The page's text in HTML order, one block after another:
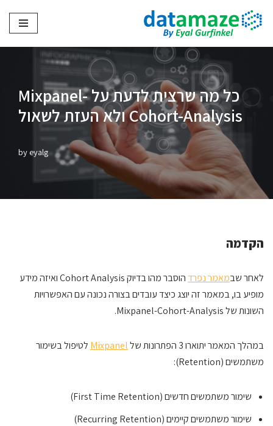
Skip
to
כל מה שרצית לדעת על Mixpanel-
Cohort-Analysis ולא העזת לשאול
by eyalg
הקדמה
לאחר שבמאמר נפרד
הוסבר מהו בדיוק Cohort Analysis ואיזה מידע
מופיע בו, במאמר זה יוצג כיצד עובדים בצורה נכונה עם האפשרויות
השונות של Mixpanel-Cohort-Analysis.
במהלך המאמר יתוארו 3 הפתרונות של Mixpanel לטיפול בשימור
משתמשים (Retention):
שימור משתמשים חדשים (First Time Retention)
שימור משתמשים קיימים (Recurring Retention)